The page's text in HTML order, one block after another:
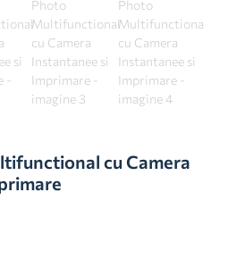
cu Camera